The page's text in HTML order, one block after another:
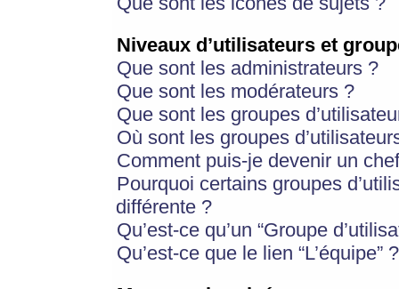
Niveaux d’utilisateurs et
Que sont les administrateurs ?
Que sont les modérateurs ?
Que sont les groupes
Où sont les groupes
Comment puis-je devenir un
Pourquoi certains groupes
différente ?
Qu’est-ce qu’un “Groupe
Qu’est-ce que le lien “L’équipe” ?